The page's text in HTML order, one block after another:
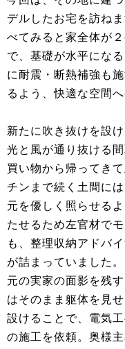
デルしたお宅を訪ね
べてみると家全体が
で、基礎が水平にな
に耐震・断熱補強も
るよう、快適な空間
新たに吹き抜けを設
光と風が通り抜ける間
買い物から帰ってき
チンまで続く土間に
元を優しく照らせる
たせるため左官材で
も、整理収納アドバ
が詰まっていました。
元の実家の面影を残
はそのまま躯体を見
設けることで、電気
の施工を依頼。奥様